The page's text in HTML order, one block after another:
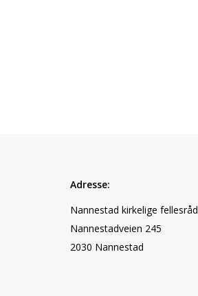
Adresse:
Nannestad kirkelige fellesråd
Nannestadveien 245
2030 Nannestad